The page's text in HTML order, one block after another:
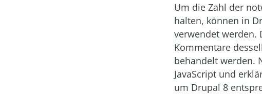
Um die Zahl der
halten, können in
verwendet werden.
Kommentare
behandelt werden.
JavaScript und
um Drupal 8